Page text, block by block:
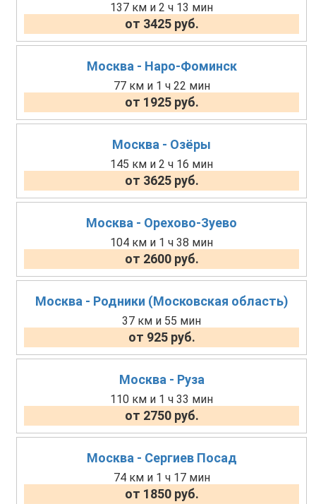
137 км и 2 ч 13 мин
от 3425 руб.
Москва - Наро-Фоминск
77 км и 1 ч 22 мин
от 1925 руб.
Москва - Озёры
145 км и 2 ч 16 мин
от 3625 руб.
Москва - Орехово-Зуево
104 км и 1 ч 38 мин
от 2600 руб.
Москва - Родники (Московская область)
37 км и 55 мин
от 925 руб.
Москва - Руза
110 км и 1 ч 33 мин
от 2750 руб.
Москва - Сергиев Посад
74 км и 1 ч 17 мин
от 1850 руб.